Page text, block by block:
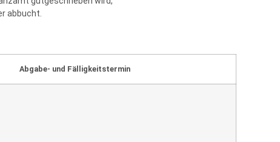
abbucht.
Abgabe- und Fälligkeitstermin